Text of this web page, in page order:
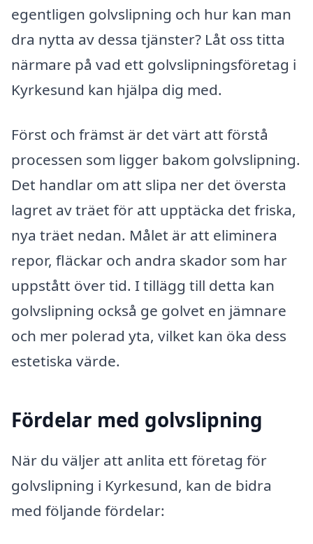
egentligen golvslipning och hur kan man
dra nytta av dessa tjänster? Låt oss titta
närmare på vad ett golvslipningsföretag i
Kyrkesund kan hjälpa dig med.
Först och främst är det värt att förstå
processen som ligger bakom golvslipning.
Det handlar om att slipa ner det översta
lagret av träet för att upptäcka det friska,
nya träet nedan. Målet är att eliminera
repor, fläckar och andra skador som har
uppstått över tid. I tillägg till detta kan
golvslipning också ge golvet en jämnare
och mer polerad yta, vilket kan öka dess
estetiska värde.
Fördelar med golvslipning
När du väljer att anlita ett företag för
golvslipning i Kyrkesund, kan de bidra
med följande fördelar: